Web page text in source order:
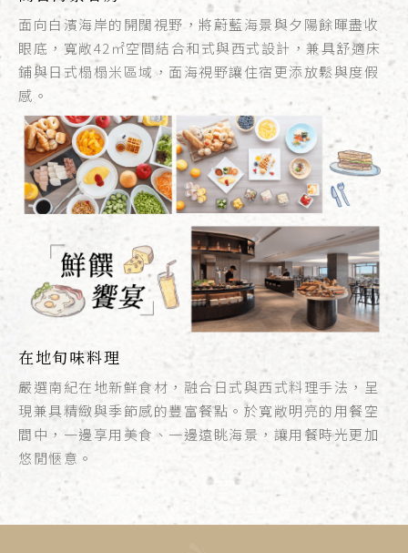
面向白濱海岸的開闊視野，將蔚藍海景與夕陽餘暉盡收
眼底，寬敞42㎡空間結合和式與西式設計，兼具舒適床
鋪與日式榻榻米區域，面海視野讓住宿更添放鬆與度假
感。
在地旬味料理
嚴選南紀在地新鮮食材，融合日式與西式料理手法，呈
現兼具精緻與季節感的豐富餐點。於寬敞明亮的用餐空
間中，一邊享用美食、一邊遠眺海景，讓用餐時光更加
悠閒愜意。